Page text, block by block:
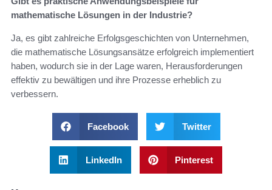
mathematische Lösungen in der Industrie?
Ja, es gibt zahlreiche Erfolgsgeschichten von Unternehmen,
die mathematische Lösungsansätze erfolgreich implementiert
haben, wodurch sie in der Lage waren, Herausforderungen
effektiv zu bewältigen und ihre Prozesse erheblich zu
verbessern.
Facebook Twitter
LinkedIn Pinterest